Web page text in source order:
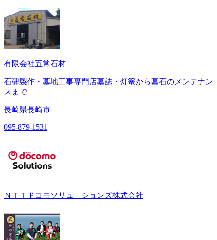
有限会社五常石材
石碑製作・墓地工事専門店墓誌・灯篭から墓石のメンテナン
スまで
長崎県長崎市
095-879-1531
ＮＴＴドコモソリューションズ株式会社